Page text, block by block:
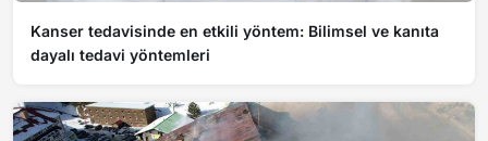
Kanser tedavisinde en etkili yöntem: Bilimsel ve kanıta
dayalı tedavi yöntemleri